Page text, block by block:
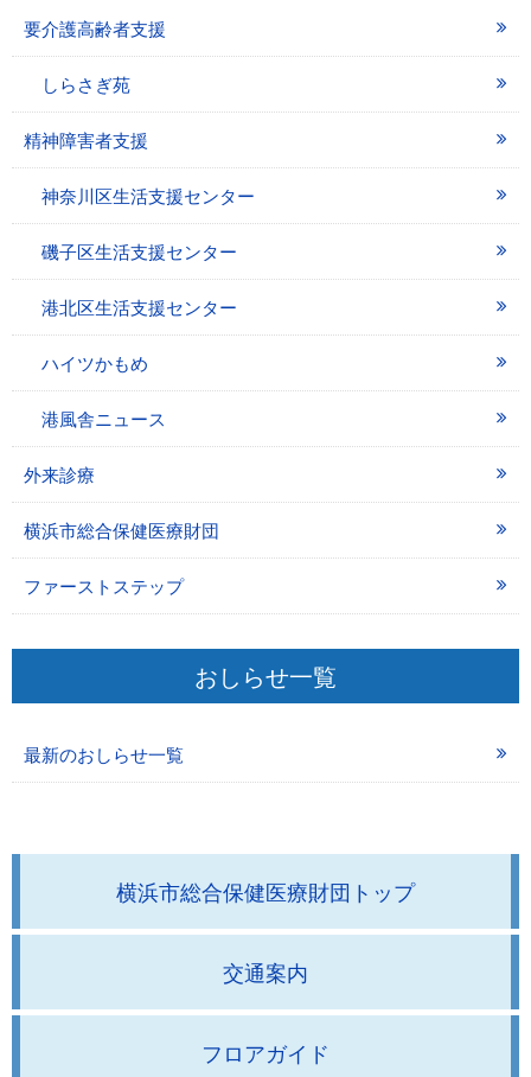
要介護高齢者支援
しらさぎ苑
精神障害者支援
神奈川区生活支援センター
磯子区生活支援センター
港北区生活支援センター
ハイツかもめ
港風舎ニュース
外来診療
横浜市総合保健医療財団
ファーストステップ
おしらせ一覧
最新のおしらせ一覧
横浜市総合保健医療財団トップ
交通案内
フロアガイド